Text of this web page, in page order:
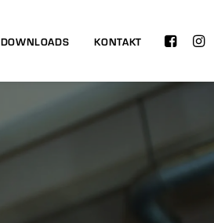
DOWNLOADS KONTAKT